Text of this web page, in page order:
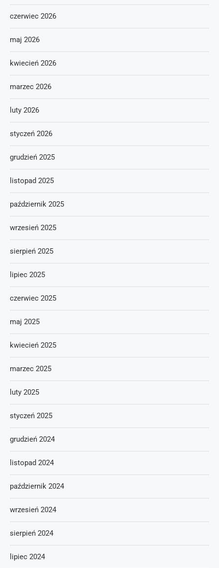
czerwiec 2026
maj 2026
kwiecień 2026
marzec 2026
luty 2026
styczeń 2026
grudzień 2025
listopad 2025
październik 2025
wrzesień 2025
sierpień 2025
lipiec 2025
czerwiec 2025
maj 2025
kwiecień 2025
marzec 2025
luty 2025
styczeń 2025
grudzień 2024
listopad 2024
październik 2024
wrzesień 2024
sierpień 2024
lipiec 2024